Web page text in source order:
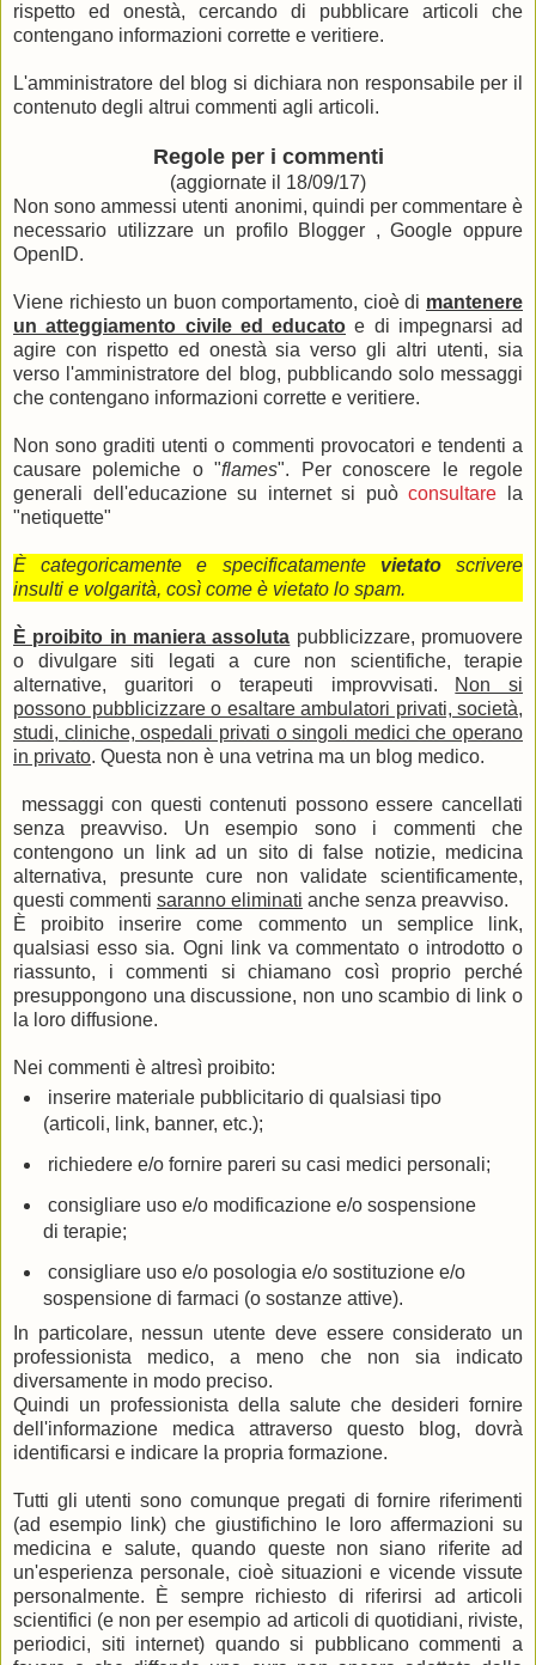
rispetto ed onestà, cercando di pubblicare articoli che
contengano informazioni corrette e veritiere.
L'amministratore del blog si dichiara non responsabile per il
contenuto degli altrui commenti agli articoli.
Regole per i commenti
(aggiornate il 18/09/17)
Non sono ammessi utenti anonimi, quindi per commentare è
necessario utilizzare un profilo Blogger , Google oppure
OpenID.
Viene richiesto un buon comportamento, cioè di mantenere
un atteggiamento civile ed educato e di impegnarsi ad
agire con rispetto ed onestà sia verso gli altri utenti, sia
verso l'amministratore del blog, pubblicando solo messaggi
che contengano informazioni corrette e veritiere.
Non sono graditi utenti o commenti provocatori e tendenti a
causare polemiche o "flames". Per conoscere le regole
generali dell'educazione su internet si puòconsultare la
"netiquette"
È categoricamente e specificatamente vietatoscrivere
insulti e volgarità, così come è vietato lo spam.
È proibito in maniera assoluta pubblicizzare, promuovere
o divulgare siti legati a cure non scientifiche, terapie
alternative, guaritori o terapeuti improvvisati. Non si
possono pubblicizzare o esaltare ambulatori privati, società,
studi, cliniche, ospedali privati o singoli medici che operano
in privato. Questa non è una vetrina ma un blog medico.
messaggi con questi contenuti possono essere cancellati
senza preavviso. Un esempio sono i commenti che
contengono un link ad un sito di false notizie, medicina
alternativa, presunte cure non validate scientificamente,
questi commenti saranno eliminati anche senza preavviso.
È proibito inserire come commento un semplice link,
qualsiasi esso sia. Ogni link va commentato o introdotto o
riassunto, i commenti si chiamano così proprio perché
presuppongono una discussione, non uno scambio di link o
la loro diffusione.
Nei commenti è altresì proibito:
inserire materiale pubblicitario di qualsiasi tipo
(articoli, link, banner, etc.);
richiedere e/o fornire pareri su casi medici personali;
consigliare uso e/o modificazione e/o sospensione
di terapie;
consigliare uso e/o posologia e/o sostituzione e/o
sospensione di farmaci (o sostanze attive).
In particolare, nessun utente deve essere considerato un
professionista medico, a meno che non sia indicato
diversamente in modo preciso.
Quindi un professionista della salute che desideri fornire
dell'informazione medica attraverso questo blog, dovrà
identificarsi e indicare la propria formazione.
Tutti gli utenti sono comunque pregati di fornire riferimenti
(ad esempio link) che giustifichino le loro affermazioni su
medicina e salute, quando queste non siano riferite ad
un'esperienza personale, cioè situazioni e vicende vissute
personalmente. È sempre richiesto di riferirsi ad articoli
scientifici (e non per esempio ad articoli di quotidiani, riviste,
periodici, siti internet) quando si pubblicano commenti a